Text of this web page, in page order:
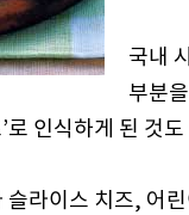
국내
부분
로 인식하게 된 것
슬라이스 치즈, 어